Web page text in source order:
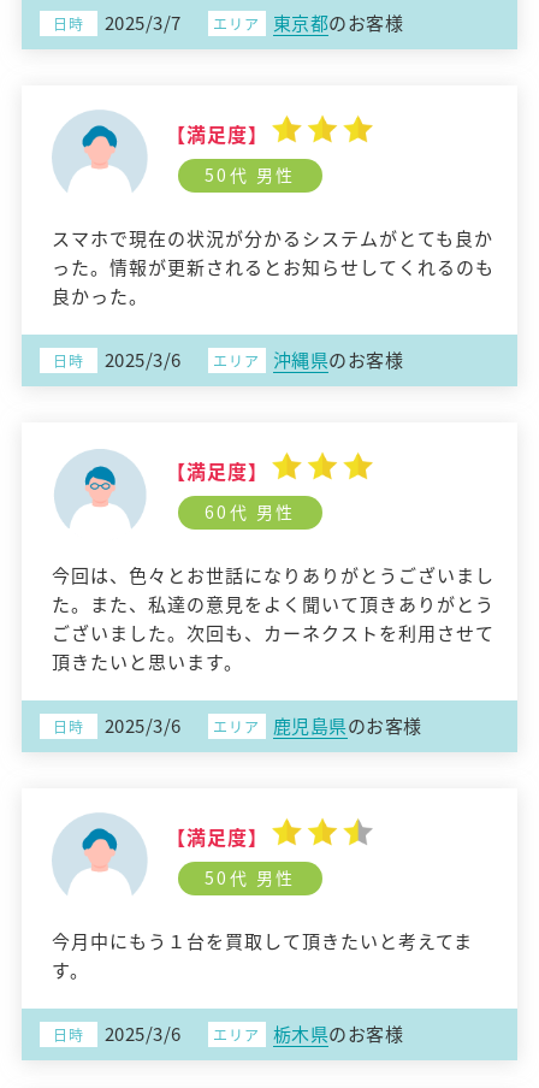
日時 2025/3/7 エリア 東京都のお客様
【満足度】
50代 男性
スマホで現在の状況が分かるシステムがとても良か
った。情報が更新されるとお知らせしてくれるのも
良かった。
日時 2025/3/6 エリア 沖縄県のお客様
【満足度】
60代 男性
今回は、色々とお世話になりありがとうございまし
た。また、私達の意見をよく聞いて頂きありがとう
ございました。次回も、カーネクストを利用させて
頂きたいと思います。
日時 2025/3/6 エリア 鹿児島県のお客様
【満足度】
50代 男性
今月中にもう１台を買取して頂きたいと考えてま
す。
日時 2025/3/6 エリア 栃木県のお客様